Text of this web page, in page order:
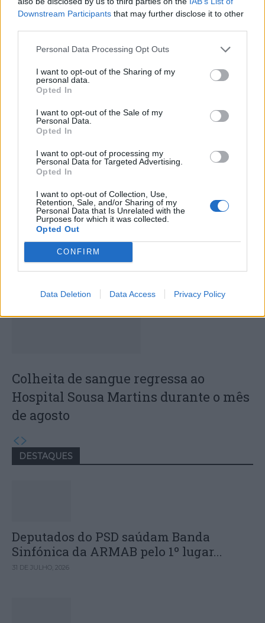
Downstream Participants that may further disclose it to other
Personal Data Processing Opt Outs
I want to opt-out of the Sharing of my
personal data.
Opted In
I want to opt-out of the Sale of my
Personal Data.
Opted In
I want to opt-out of processing my
Personal Data for Targeted Advertising.
Opted In
I want to opt-out of Collection, Use,
Retention, Sale, and/or Sharing of my
Personal Data that Is Unrelated with the
Purposes for which it was collected.
Opted Out
CONFIRM
Data Deletion Data Access Privacy Policy
Deputados do PSD saúdam Banda
Sinfónica da ARMAB pelo 1º lugar no
certame internacional de Valência
Capacita Jovem de Poiares aproxima
jovens ao mundo do trabalho
Colheita de sangue regressa ao
Hospital Sousa Martins durante o mês
de agosto
DESTAQUES
Deputados do PSD saúdam Banda
Sinfónica da ARMAB pelo 1º lugar...
31 DE JULHO, 2026